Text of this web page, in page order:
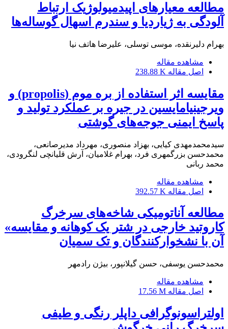
مطالعه معیارهای اپیدمیولوژیک ارتباط
آلودگی به ژیاردیا و سندرم اسهال گوساله‌ها
بهرام دلیرنقده، موسی توسلی، علیرضا هاتف نیا
مشاهده مقاله
اصل مقاله 238.88 K
مقایسه اثر استفاده از بره موم (‌propolis) و
ویرجینیامایسین در جیره بر عملکرد تولید و
پاسخ ایمنی جوجه‌های گوشتی
سیدمحمدمهدی کیایی، بهزاد منصوری، مهرداد مدیرصانعی،
محمدحسن بزرگمهری فرد، بهرام غلامیان، آرش قلیانچی لنگرودی،
محمد ربانی
مشاهده مقاله
اصل مقاله 392.57 K
مطالعه آناتومیکی شاخه‌های سرخرگ
کاروتید خارجی در شتر یک کوهانه و مقایسه»
آن با نشخوارکنندگان و تک سمیان
محمدحسن یوسفی، حسن گیلانپور، بیژن رادمهر
مشاهده مقاله
اصل مقاله 17.56 M
اولتراسونوگرافی داپلر رنگی و طیفی